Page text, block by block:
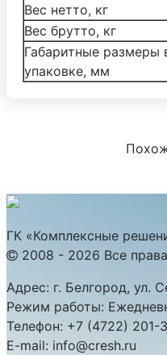
Вес нетто, кг
Вес брутто, кг
Габаритные размеры
упаковке, мм
ГК «Комплексные
2008 - 2026 Все
Адрес: г. Белгород, ул.
Режим работы:
Телефон: +7 (4722) 201-
E-mail: info@cresh.ru